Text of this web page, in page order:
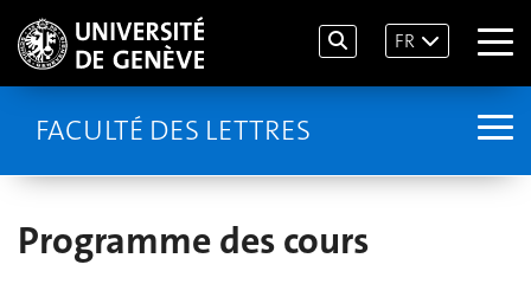
FR
FACULTÉ DES LETTRES
Programme des cours